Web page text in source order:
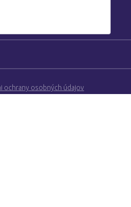
ochrany osobných údajov